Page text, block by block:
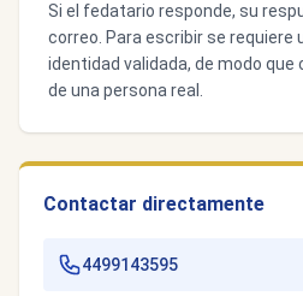
Si el fedatario responde, su
correo. Para escribir se requiere
identidad validada, de modo que
de una persona real.
Contactar directamente
4499143595